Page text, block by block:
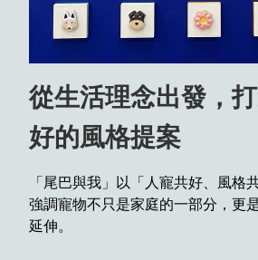
從生活理念出發，
好的風格提案
「尾巴與我」以「人寵共好、風格
強調寵物不只是家庭的一部分，更
延伸。